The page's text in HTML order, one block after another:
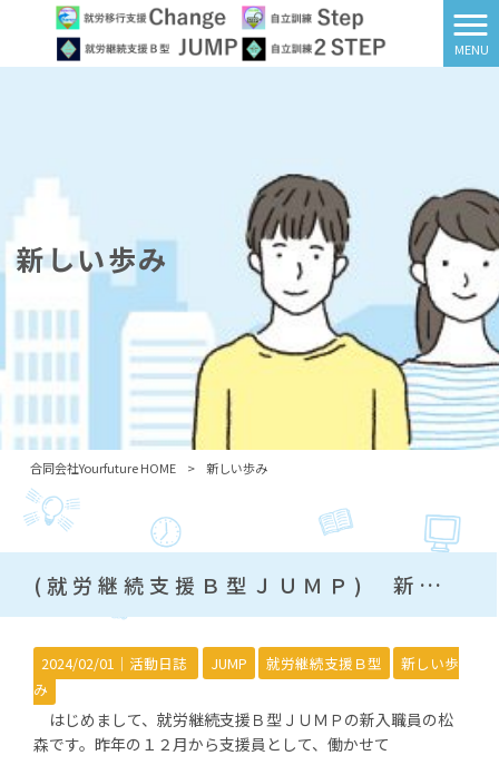
MENU
新しい歩み
合同会社Yourfuture HOME > 新しい歩み
(就労継続支援Ｂ型ＪＵＭＰ) 新しい歩みを始めます！
2024/02/01｜ 活動日誌 JUMP 就労継続支援Ｂ型
新しい歩
み
はじめまして、就労継続支援Ｂ型ＪＵＭＰの新入職員の松
森です。昨年の１２月から支援員として、働かせて